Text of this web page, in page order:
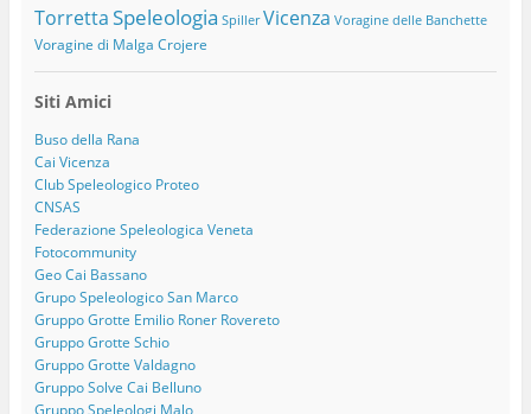
TorrettaSpeleologia Spiller Vicenza Voragine delle Banchette
Voragine di Malga Crojere
Siti Amici
Buso della Rana
Cai Vicenza
Club Speleologico Proteo
CNSAS
Federazione Speleologica Veneta
Fotocommunity
Geo Cai Bassano
Grupo Speleologico San Marco
Gruppo Grotte Emilio Roner Rovereto
Gruppo Grotte Schio
Gruppo Grotte Valdagno
Gruppo Solve Cai Belluno
Gruppo Speleologi Malo